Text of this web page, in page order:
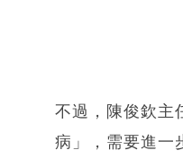
不過，陳俊欽主
病」，需要進一